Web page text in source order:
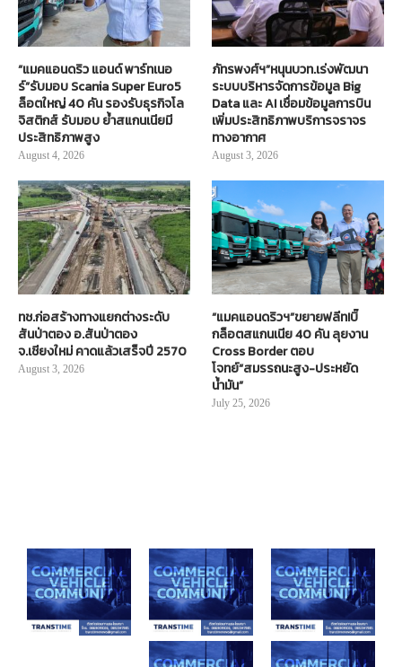
“แมคแอนดริว แอนด์ พาร์ทเนอ
ร์”รับมอบ Scania Super Euro5
ล็อตใหญ่ 40 คัน รองรับธุรกิจโล
จิสติกส์ รับมอบ ย้ำสแกนเนียมี
ประสิทธิภาพสูง
August 4, 2026
ภัทรพงศ์ฯ”หนุนบวท.เร่งพัฒนา
ระบบบริหารจัดการข้อมูล Big
Data และ AI เชื่อมข้อมูลการบิน
เพิ่มประสิทธิภาพบริการจราจร
ทางอากาศ
August 3, 2026
ทช.ก่อสร้างทางแยกต่างระดับ
สันป่าตอง อ.สันป่าตอง
จ.เชียงใหม่ คาดแล้วเสร็จปี 2570
August 3, 2026
“แมคแอนดริวฯ”ขยายฟลีท!บิ๊
กล็อตสแกนเนีย 40 คัน ลุยงาน
Cross Border ตอบ
โจทย์“สมรรถนะสูง-ประหยัด
น้ำมัน”
July 25, 2026